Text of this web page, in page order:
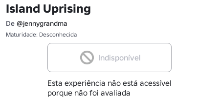
Island Uprising
De @jennygrandma
Maturidade: Desconhecida
Indisponível
Esta experiência não está acessível
porque não foi avaliada